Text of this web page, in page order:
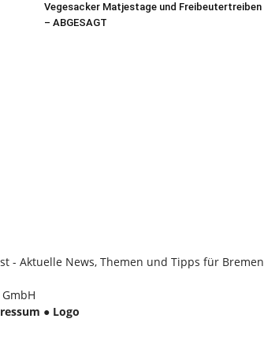
Vegesacker Matjestage und Freibeutertreiben
– ABGESAGT
- Aktuelle News, Themen und Tipps für Bremen
● Logo